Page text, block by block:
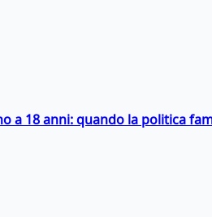
a 18 anni: quando la politica